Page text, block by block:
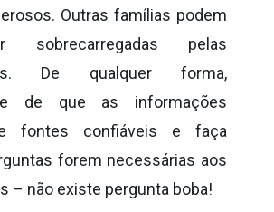
Outras famílias podem
pelas
De qualquer forma,
de que as informações
fontes confiáveis e faça
forem necessárias aos
– não existe pergunta boba!